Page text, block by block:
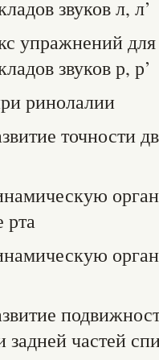
звуков л, л’
упражнений
звуков р, р’
ринолалии
точности
рта
задней частей